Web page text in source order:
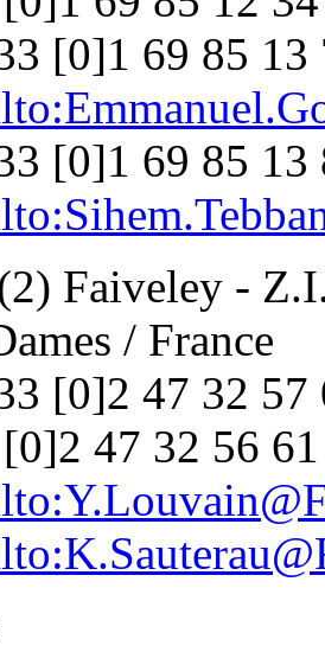
[0]1 69 85 13
[0]1 69 85 13
Faiveley -
/ France
[0]2 47 32 57
47 32 56 61